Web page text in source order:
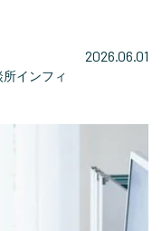
インフィ
2026.06.01